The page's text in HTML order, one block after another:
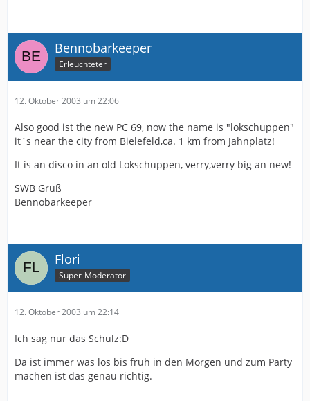
Bennobarkeeper
Erleuchteter
12. Oktober 2003 um 22:06
Also good ist the new PC 69, now the name is "lokschuppen"
it´s near the city from Bielefeld,ca. 1 km from Jahnplatz!
It is an disco in an old Lokschuppen, verry,verry big an new!
SWB Gruß
Bennobarkeeper
Flori
Super-Moderator
12. Oktober 2003 um 22:14
Ich sag nur das Schulz:D
Da ist immer was los bis früh in den Morgen und zum Party
machen ist das genau richtig.